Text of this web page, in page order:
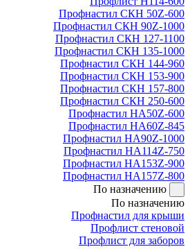
Профнастил СКН 50Z-600
Профнастил СКН 90Z-1000
Профнастил СКН 127-1100
Профнастил СКН 135-1000
Профнастил СКН 144-960
Профнастил СКН 153-900
Профнастил СКН 157-800
Профнастил СКН 250-600
Профнастил НА50Z-600
Профнастил НА60Z-845
Профнастил НА90Z-1000
Профнастил НА114Z-750
Профнастил НА153Z-900
Профнастил НА157Z-800
По назначению
По назначению
Профнастил для крыши
Профлист стеновой
Профлист для заборов